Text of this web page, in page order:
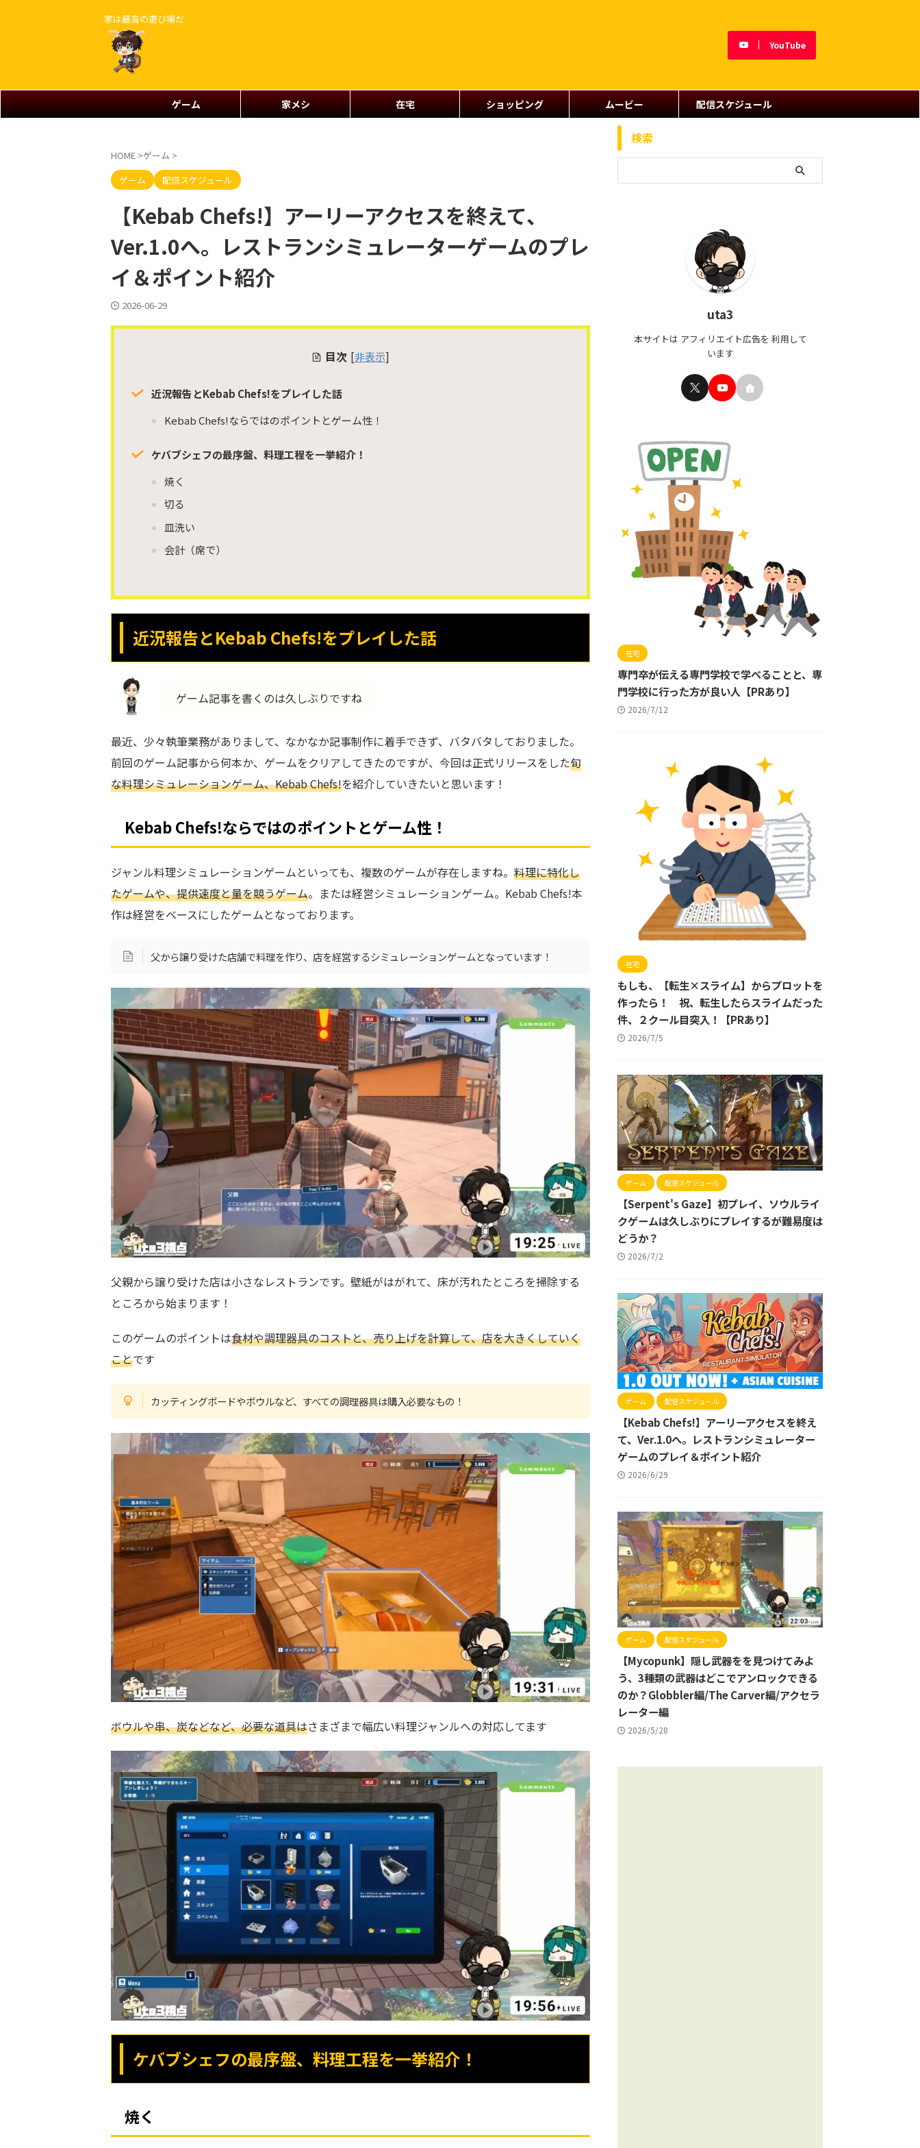
家は最高の遊び場だ
YouTube
ゲーム 家メシ 在宅 ショッピング ムービー 配信スケジュール
HOME >ゲーム >
ゲーム
配信スケジュール
【Kebab Chefs!】アーリーアクセスを終えて、
Ver.1.0へ。レストランシミュレーターゲームのプレ
イ＆ポイント紹介
2026-06-29
目次 [非表示]
近況報告とKebab Chefs!をプレイした話
Kebab Chefs!ならではのポイントとゲーム性！
ケバブシェフの最序盤、料理工程を一挙紹介！
焼く
切る
皿洗い
会計（席で）
近況報告とKebab Chefs!をプレイした話
ゲーム記事を書くのは久しぶりですね
最近、少々執筆業務がありまして、なかなか記事制作に着手できず、バタバタしておりました。
前回のゲーム記事から何本か、ゲームをクリアしてきたのですが、今回は正式リリースをした旬
な料理シミュレーションゲーム、Kebab Chefs!を紹介していきたいと思います！
Kebab Chefs!ならではのポイントとゲーム性！
ジャンル料理シミュレーションゲームといっても、複数のゲームが存在しますね。 料理に特化し
たゲームや、提供速度と量を競うゲーム。または経営シミュレーションゲーム。Kebab Chefs!本
作は経営をベースにしたゲームとなっております。
父から譲り受けた店舗で料理を作り、店を経営するシミュレーションゲームとなっています！
父親から譲り受けた店は小さなレストランです。壁紙がはがれて、床が汚れたところを掃除する
ところから始まります！
このゲームのポイントは食材や調理器具のコストと、売り上げを計算して、店を大きくしていく
ことです
カッティングボードやボウルなど、すべての調理器具は購入必要なもの！
ボウルや串、炭などなど、必要な道具はさまざまで幅広い料理ジャンルへの対応してます
ケバブシェフの最序盤、料理工程を一挙紹介！
焼く
検索
uta3
本サイトは アフィリエイト広告を 利用して
います
在宅
専門卒が伝える専門学校で学べることと、専
門学校に行った方が良い人【PRあり】
2026/7/12
在宅
もしも、【転生×スライム】からプロットを
作ったら！ 祝、転生したらスライムだった
件、２クール目突入！【PRあり】
2026/7/5
ゲーム 配信スケジュール
【Serpent's Gaze】初プレイ、ソウルライ
クゲームは久しぶりにプレイするが難易度は
どうか？
2026/7/2
ゲーム 配信スケジュール
【Kebab Chefs!】アーリーアクセスを終え
て、Ver.1.0へ。レストランシミュレーター
ゲームのプレイ＆ポイント紹介
2026/6/29
ゲーム 配信スケジュール
【Mycopunk】隠し武器をを見つけてみよ
う、3種類の武器はどこでアンロックできる
のか？Globbler編/The Carver編/アクセラ
レーター編
2026/5/28